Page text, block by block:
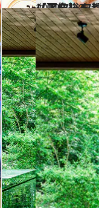
2022.7.20
【画像】47都道府県の手土産 つめたい夏のおやつ大集合！ “西
グルメ